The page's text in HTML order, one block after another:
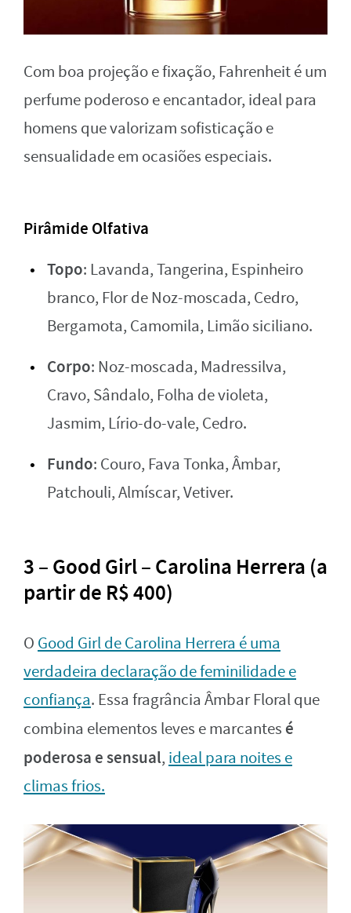
Com boa projeção e fixação, Fahrenheit é um
perfume poderoso e encantador, ideal para
homens que valorizam sofisticação e
sensualidade em ocasiões especiais.
Pirâmide Olfativa
Topo: Lavanda, Tangerina, Espinheiro
branco, Flor de Noz-moscada, Cedro,
Bergamota, Camomila, Limão siciliano.
Corpo: Noz-moscada, Madressilva,
Cravo, Sândalo, Folha de violeta,
Jasmim, Lírio-do-vale, Cedro.
Fundo: Couro, Fava Tonka, Âmbar,
Patchouli, Almíscar, Vetiver.
3 – Good Girl – Carolina Herrera (a
partir de R$ 400)
O Good Girl de Carolina Herrera é uma
verdadeira declaração de feminilidade e
confiança. Essa fragrância Âmbar Floral que
combina elementos leves e marcantes é
poderosa e sensual, ideal para noites e
climas frios.